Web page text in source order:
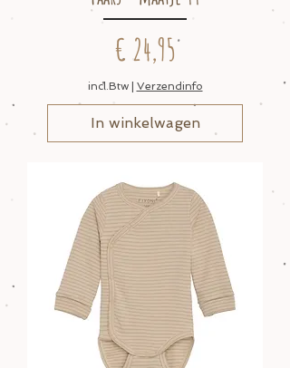
Prijs
€ 24,95
incl.Btw Verzendinfo
In winkelwagen